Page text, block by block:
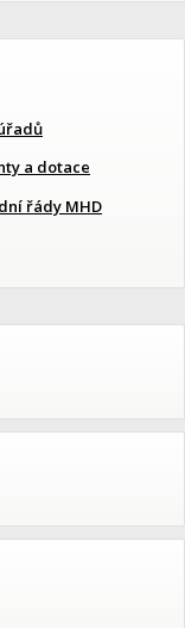
a dotace
řády MHD